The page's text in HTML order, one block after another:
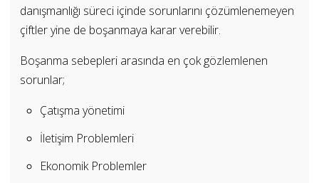
danışmanlığı süreci içinde sorunlarını çözümlenemeyen
çiftler yine de boşanmaya karar verebilir.
Boşanma sebepleri arasında en çok gözlemlenen
sorunlar;
Çatışma yönetimi
İletişim Problemleri
Ekonomik Problemler